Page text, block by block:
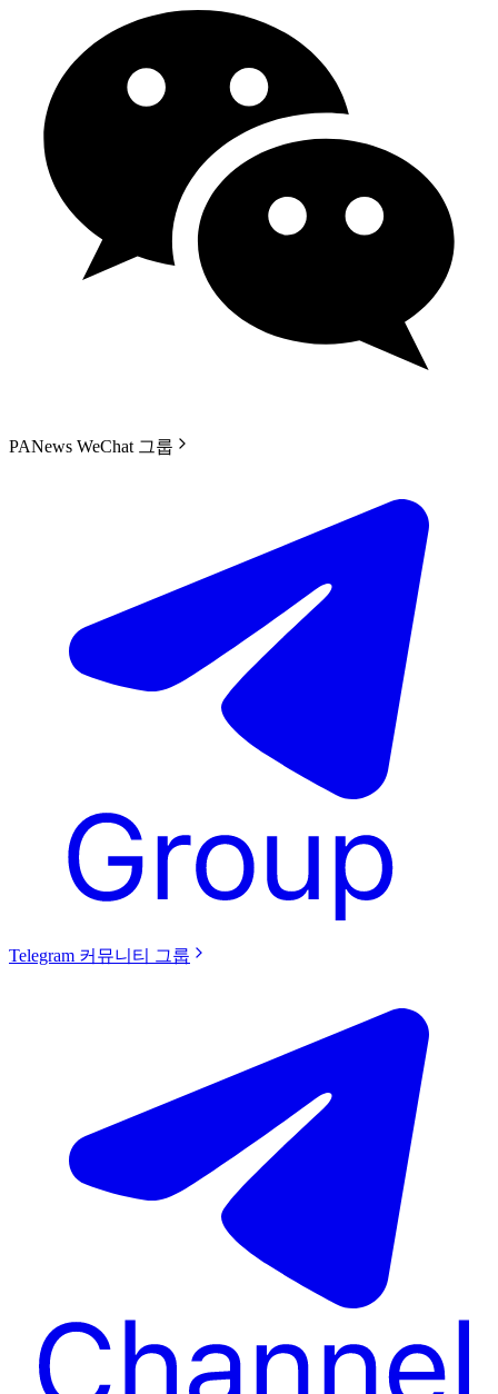
PANews WeChat 그룹
Telegram 커뮤니티 그룹